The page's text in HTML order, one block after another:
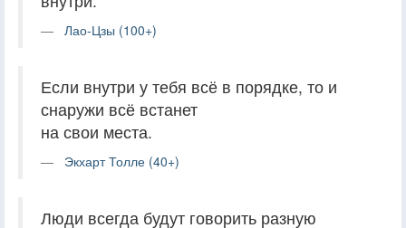
Лао-Цзы (100+)
Если внутри у тебя всё в порядке, то и
снаружи всё встанет
на свои места.
Экхарт Толле (40+)
Люди всегда будут говорить разную